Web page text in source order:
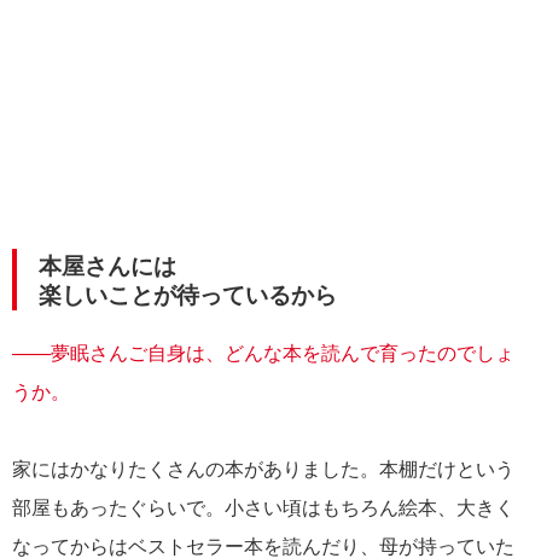
本屋さんには
楽しいことが待っているから
――夢眠さんご自身は、どんな本を読んで育ったのでしょ
うか。
家にはかなりたくさんの本がありました。本棚だけという
部屋もあったぐらいで。小さい頃はもちろん絵本、大きく
なってからはベストセラー本を読んだり、母が持っていた